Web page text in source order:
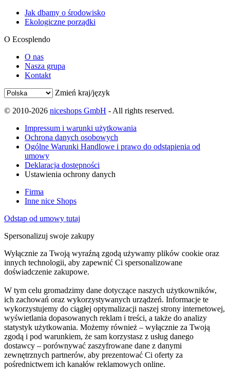
Jak dbamy o środowisko
Ekologiczne porządki
O Ecosplendo
O nas
Nasza grupa
Kontakt
Zmień kraj/język
© 2010-2026 niceshops GmbH - All rights reserved.
Impressum i warunki użytkowania
Ochrona danych osobowych
Ogólne Warunki Handlowe i prawo do odstąpienia od
umowy
Deklaracja dostępności
Ustawienia ochrony danych
Firma
Inne nice Shops
Odstąp od umowy tutaj
Spersonalizuj swoje zakupy
Wyłącznie za Twoją wyraźną zgodą używamy plików cookie oraz
innych technologii, aby zapewnić Ci spersonalizowane
doświadczenie zakupowe.
W tym celu gromadzimy dane dotyczące naszych użytkowników,
ich zachowań oraz wykorzystywanych urządzeń. Informacje te
wykorzystujemy do ciągłej optymalizacji naszej strony internetowej,
wyświetlania dopasowanych reklam i treści, a także do analizy
statystyk użytkowania. Możemy również – wyłącznie za Twoją
zgodą i pod warunkiem, że sam korzystasz z usług danego
dostawcy – porównywać zaszyfrowane dane z danymi
zewnętrznych partnerów, aby prezentować Ci oferty za
pośrednictwem ich kanałów reklamowych online.